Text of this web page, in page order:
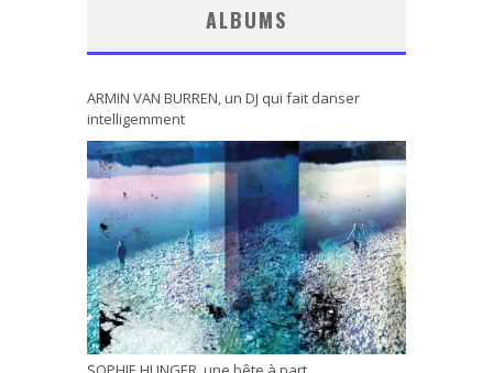
ALBUMS
ARMIN VAN BURREN, un DJ qui fait danser
intelligemment